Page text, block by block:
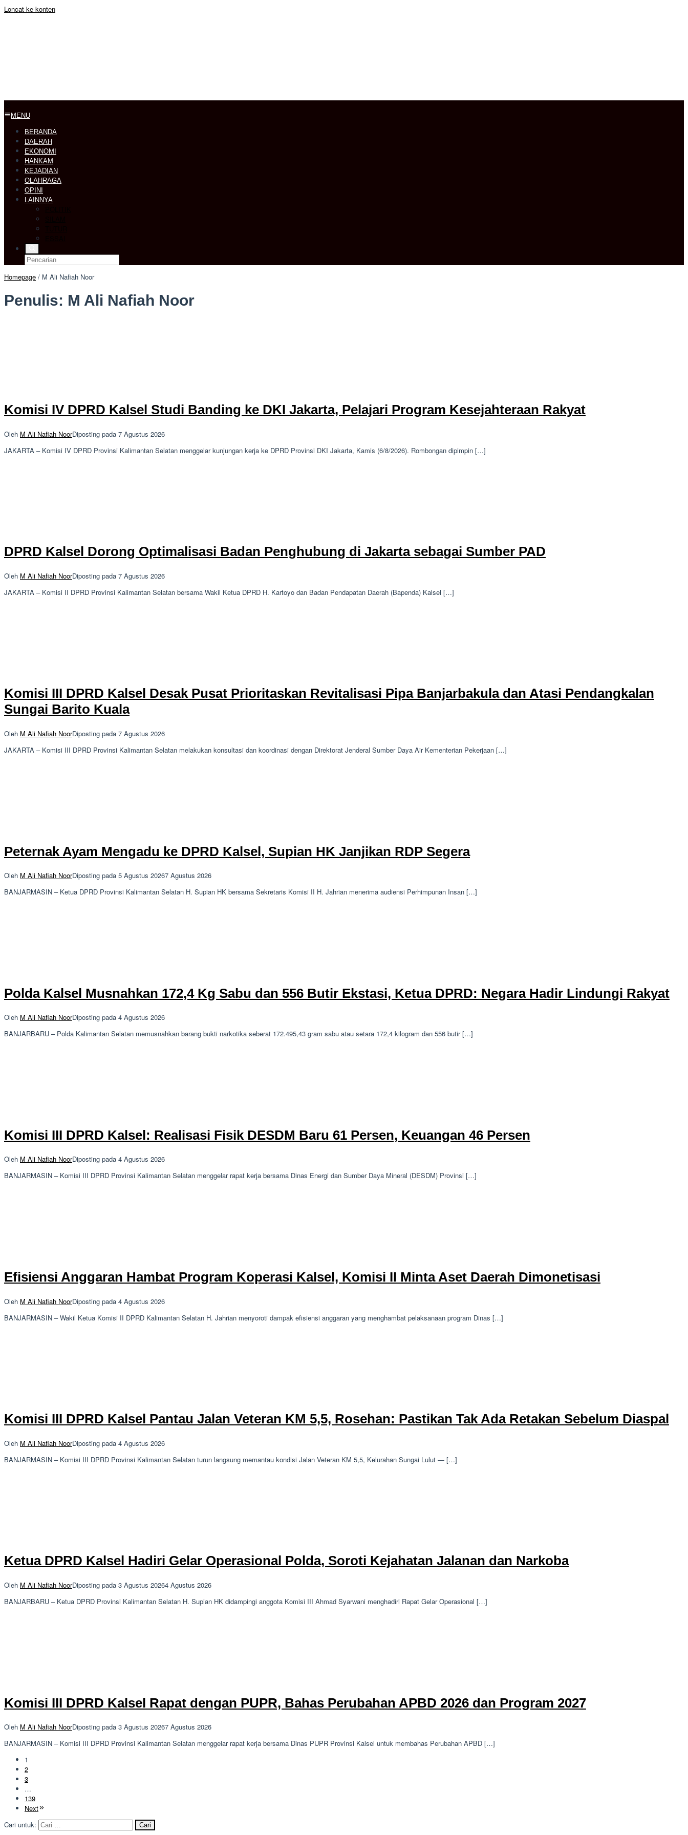
Loncat ke konten
MENU
BERANDA
DAERAH
EKONOMI
HANKAM
KEJADIAN
OLAHRAGA
OPINI
LAINNYA
Homepage / M Ali Nafiah Noor
Penulis: M Ali Nafiah Noor
Komisi IV DPRD Kalsel Studi Banding ke DKI Jakarta, Pelajari Program Kesejahteraan Rakyat
Oleh M Ali Nafiah NoorDiposting pada 7 Agustus 2026
JAKARTA – Komisi IV DPRD Provinsi Kalimantan Selatan menggelar kunjungan kerja ke DPRD Provinsi DKI Jakarta, Kamis (6/8/2026). Rombongan dipimpin […]
DPRD Kalsel Dorong Optimalisasi Badan Penghubung di Jakarta sebagai Sumber PAD
Oleh M Ali Nafiah NoorDiposting pada 7 Agustus 2026
JAKARTA – Komisi II DPRD Provinsi Kalimantan Selatan bersama Wakil Ketua DPRD H. Kartoyo dan Badan Pendapatan Daerah (Bapenda) Kalsel […]
Komisi III DPRD Kalsel Desak Pusat Prioritaskan Revitalisasi Pipa Banjarbakula dan Atasi Pendangkalan
Sungai Barito Kuala
Oleh M Ali Nafiah NoorDiposting pada 7 Agustus 2026
JAKARTA – Komisi III DPRD Provinsi Kalimantan Selatan melakukan konsultasi dan koordinasi dengan Direktorat Jenderal Sumber Daya Air Kementerian Pekerjaan […]
Peternak Ayam Mengadu ke DPRD Kalsel, Supian HK Janjikan RDP Segera
Oleh M Ali Nafiah NoorDiposting pada 5 Agustus 20267 Agustus 2026
BANJARMASIN – Ketua DPRD Provinsi Kalimantan Selatan H. Supian HK bersama Sekretaris Komisi II H. Jahrian menerima audiensi Perhimpunan Insan […]
Polda Kalsel Musnahkan 172,4 Kg Sabu dan 556 Butir Ekstasi, Ketua DPRD: Negara Hadir Lindungi Rakyat
Oleh M Ali Nafiah NoorDiposting pada 4 Agustus 2026
BANJARBARU – Polda Kalimantan Selatan memusnahkan barang bukti narkotika seberat 172.495,43 gram sabu atau setara 172,4 kilogram dan 556 butir […]
Komisi III DPRD Kalsel: Realisasi Fisik DESDM Baru 61 Persen, Keuangan 46 Persen
Oleh M Ali Nafiah NoorDiposting pada 4 Agustus 2026
BANJARMASIN – Komisi III DPRD Provinsi Kalimantan Selatan menggelar rapat kerja bersama Dinas Energi dan Sumber Daya Mineral (DESDM) Provinsi […]
Efisiensi Anggaran Hambat Program Koperasi Kalsel, Komisi II Minta Aset Daerah Dimonetisasi
Oleh M Ali Nafiah NoorDiposting pada 4 Agustus 2026
BANJARMASIN – Wakil Ketua Komisi II DPRD Kalimantan Selatan H. Jahrian menyoroti dampak efisiensi anggaran yang menghambat pelaksanaan program Dinas […]
Komisi III DPRD Kalsel Pantau Jalan Veteran KM 5,5, Rosehan: Pastikan Tak Ada Retakan Sebelum Diaspal
Oleh M Ali Nafiah NoorDiposting pada 4 Agustus 2026
BANJARMASIN – Komisi III DPRD Provinsi Kalimantan Selatan turun langsung memantau kondisi Jalan Veteran KM 5,5, Kelurahan Sungai Lulut — […]
Ketua DPRD Kalsel Hadiri Gelar Operasional Polda, Soroti Kejahatan Jalanan dan Narkoba
Oleh M Ali Nafiah NoorDiposting pada 3 Agustus 20264 Agustus 2026
BANJARBARU – Ketua DPRD Provinsi Kalimantan Selatan H. Supian HK didampingi anggota Komisi III Ahmad Syarwani menghadiri Rapat Gelar Operasional […]
Komisi III DPRD Kalsel Rapat dengan PUPR, Bahas Perubahan APBD 2026 dan Program 2027
Oleh M Ali Nafiah NoorDiposting pada 3 Agustus 20267 Agustus 2026
BANJARMASIN – Komisi III DPRD Provinsi Kalimantan Selatan menggelar rapat kerja bersama Dinas PUPR Provinsi Kalsel untuk membahas Perubahan APBD […]
1
2
3
…
139
Next
Cari untuk: